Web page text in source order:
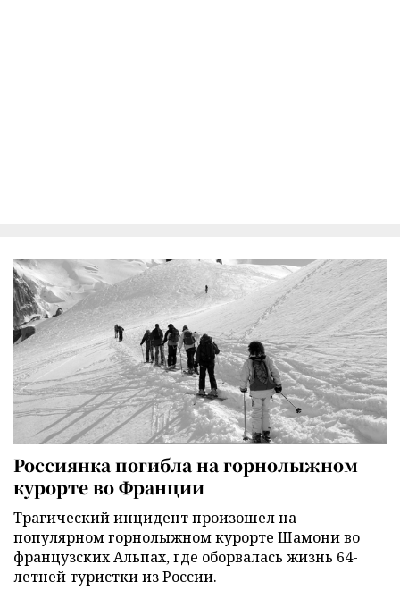
Россиянка погибла на горнолыжном
курорте во Франции
Трагический инцидент произошел на
популярном горнолыжном курорте Шамони во
французских Альпах, где оборвалась жизнь 64-
летней туристки из России.